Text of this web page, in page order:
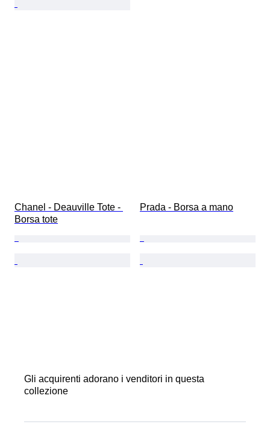
Chanel - Deauville Tote -
Borsa tote
Prada - Borsa a mano
Gli acquirenti adorano i venditori in questa
collezione